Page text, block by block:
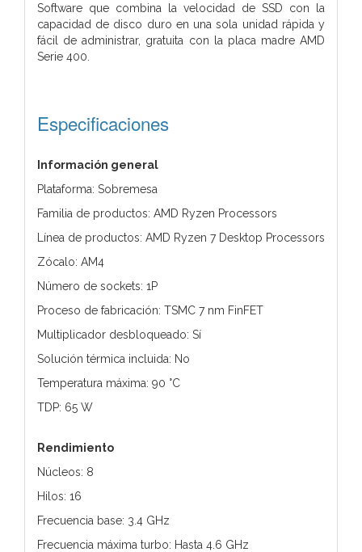
Software que combina la velocidad de SSD con la
capacidad de disco duro en una sola unidad rápida y
fácil de administrar, gratuita con la placa madre AMD
Serie 400.
Especificaciones
Información general
Plataforma: Sobremesa
Familia de productos: AMD Ryzen Processors
Línea de productos: AMD Ryzen 7 Desktop Processors
Zócalo: AM4
Número de sockets: 1P
Proceso de fabricación: TSMC 7 nm FinFET
Multiplicador desbloqueado: Sí
Solución térmica incluida: No
Temperatura máxima: 90 °C
TDP: 65 W
Rendimiento
Núcleos: 8
Hilos: 16
Frecuencia base: 3.4 GHz
Frecuencia máxima turbo: Hasta 4.6 GHz